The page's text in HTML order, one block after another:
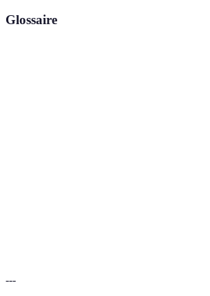
Glossaire
---